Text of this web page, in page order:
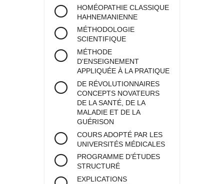
HOMÉOPATHIE CLASSIQUE
HAHNEMANIENNE
MÉTHODOLOGIE
SCIENTIFIQUE
MÉTHODE
D'ENSEIGNEMENT
APPLIQUÉE À LA PRATIQUE
DE RÉVOLUTIONNAIRES
CONCEPTS NOVATEURS
DE LA SANTÉ, DE LA
MALADIE ET DE LA
GUÉRISON
COURS ADOPTÉ PAR LES
UNIVERSITÉS MÉDICALES
PROGRAMME D'ÉTUDES
STRUCTURÉ
EXPLICATIONS